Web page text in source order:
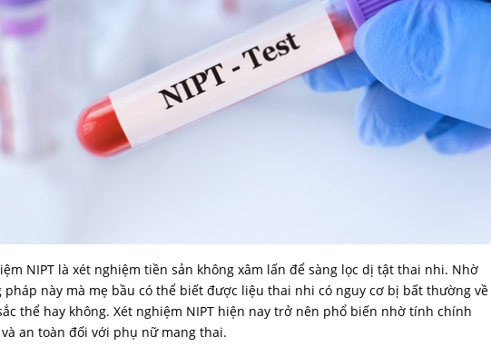
NIPT là xét nghiệm tiền sản không xâm lấn để sàng lọc dị tật thai nhi. Nhờ
pháp này mà mẹ bầu có thể biết được liệu thai nhi có nguy cơ bị bất thường về
thể hay không. Xét nghiệm NIPT hiện nay trở nên phổ biến nhờ tính chính
và an toàn đối với phụ nữ mang thai.